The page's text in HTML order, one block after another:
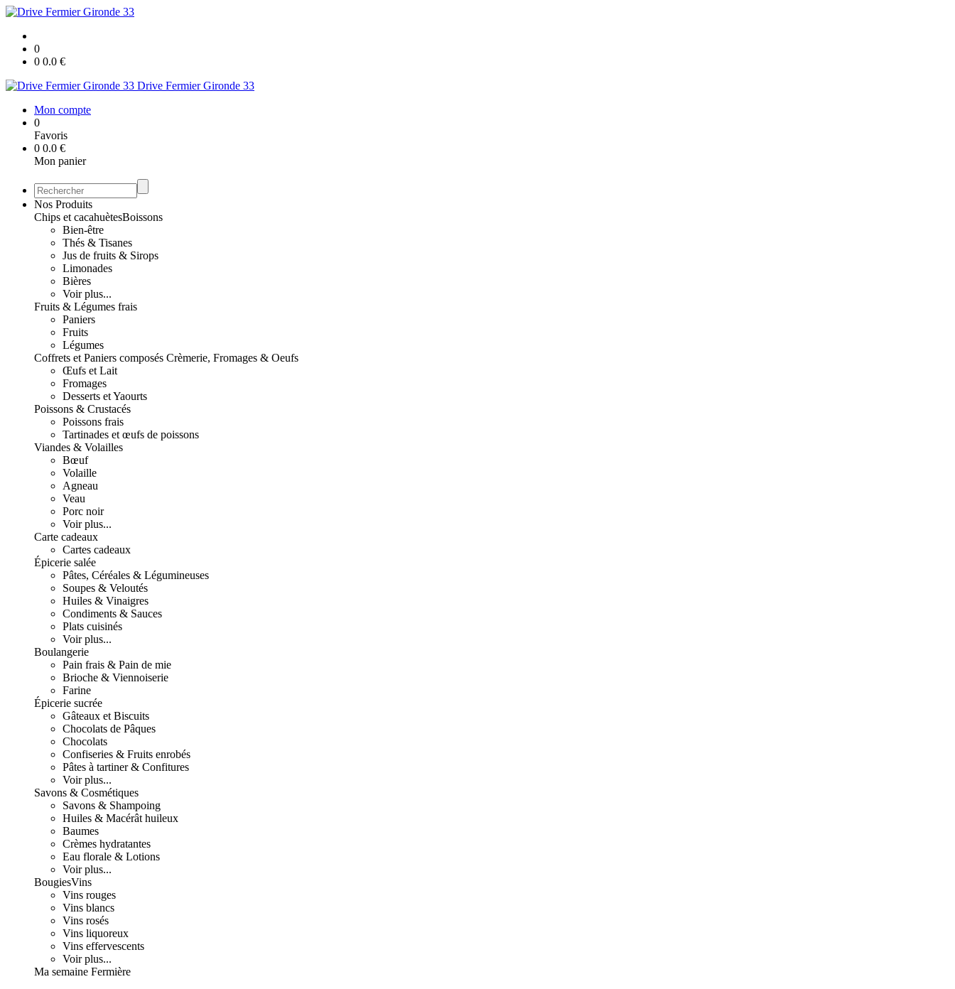
0
0 0.0 €
Drive Fermier Gironde 33
Mon compte
0
Favoris
0 0.0 €
Mon panier
Nos Produits
Chips et cacahuètesBoissons
Bien-être
Thés & Tisanes
Jus de fruits & Sirops
Limonades
Bières
Voir plus...
Fruits & Légumes frais
Paniers
Fruits
Légumes
Coffrets et Paniers composés Crèmerie, Fromages & Oeufs
Œufs et Lait
Fromages
Desserts et Yaourts
Poissons & Crustacés
Poissons frais
Tartinades et œufs de poissons
Viandes & Volailles
Bœuf
Volaille
Agneau
Veau
Porc noir
Voir plus...
Carte cadeaux
Cartes cadeaux
Épicerie salée
Pâtes, Céréales & Légumineuses
Soupes & Veloutés
Huiles & Vinaigres
Condiments & Sauces
Plats cuisinés
Voir plus...
Boulangerie
Pain frais & Pain de mie
Brioche & Viennoiserie
Farine
Épicerie sucrée
Gâteaux et Biscuits
Chocolats de Pâques
Chocolats
Confiseries & Fruits enrobés
Pâtes à tartiner & Confitures
Voir plus...
Savons & Cosmétiques
Savons & Shampoing
Huiles & Macérât huileux
Baumes
Crèmes hydratantes
Eau florale & Lotions
Voir plus...
BougiesVins
Vins rouges
Vins blancs
Vins rosés
Vins liquoreux
Vins effervescents
Voir plus...
Ma semaine Fermière